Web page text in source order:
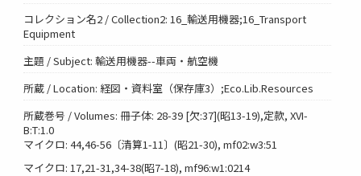
コレクション名2 / Collection2: 16_輸送用機器;16_Transport
Equipment
主題 / Subject: 輸送用機器--車両・航空機
所蔵 / Location: 経図・資料室（保存庫3）;Eco.Lib.Resources
所蔵巻号 / Volumes: 冊子体: 28-39 [欠:37](昭13-19),定款, XVI-
B:T:1.0
マイクロ: 44,46-56〔清算1-11〕(昭21-30), mf02:w3:51
マイクロ: 17,21-31,34-38(昭7-18), mf96:w1:0214